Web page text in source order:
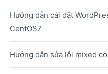
Hướng dẫn cài đặt
CentOS7
Hướng dẫn sửa lỗi mixed